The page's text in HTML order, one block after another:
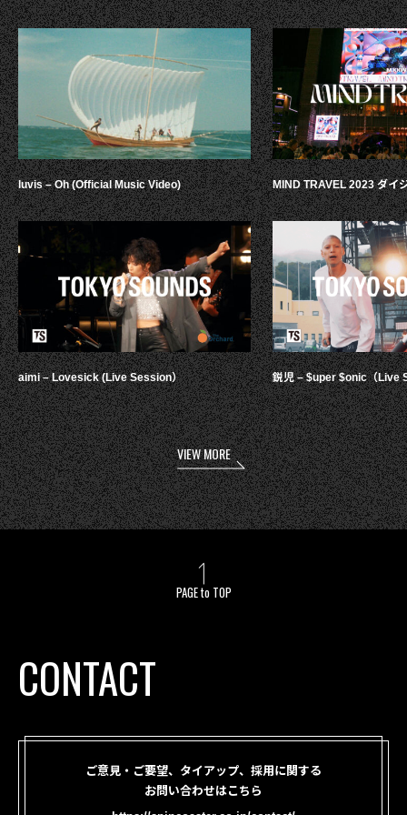
luvis – Oh (Official Music Video)
aimi – Lovesick (Live Session）
MIND TRAVEL 2023 ダイ
鋭児 – $uper $onic（Live
VIEW MORE
PAGE to TOP
CONTACT
ご意見・ご要望、タイアップ、採用に関する
お問い合わせはこちら